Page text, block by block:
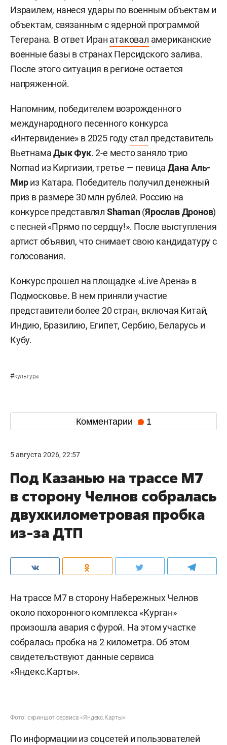
Израилем, нанеся удары по военным объектам и
объектам, связанным с ядерной программой
Тегерана. В ответ Иран атаковал американские
военные базы в странах Персидского залива.
После этого ситуация в регионе остается
напряженной.
Напомним, победителем возрожденного
международного песенного конкурса
«Интервидение» в 2025 годустал представитель
ВьетнамаДык Фук. 2-е место заняло трио
Nomad из Киргизии, третье — певица Дана Аль-
Мириз Катара. Победитель получил денежный
приз в размере 30 млн рублей. Россию на
конкурсе представлял Shaman(Ярослав Дронов)
с песней «Прямо по сердцу!». После выступления
артист объявил, что снимает свою кандидатуру с
голосования.
Конкурс прошел на площадке «Live Арена» в
Подмосковье. В нем приняли участие
представители более 20 стран, включая Китай,
Индию, Бразилию, Египет, Сербию, Беларусь и
Кубу.
#культура
Комментарии 1
5 августа 2026, 22:57
Под Казанью на трассе М7
в сторону Челнов собралась
двухкилометровая пробка
из-за ДТП
На трассе М7 в сторону Набережных Челнов
около похоронного комплекса «Курган»
произошла авария с фурой. На этом участке
собралась пробка на 2 километра. Об этом
свидетельствуют данные сервиса
«Яндекс.Карты».
Фото: скриншот сервиса «Яндекс.Карты»
По информации из соцсетей и пользователей